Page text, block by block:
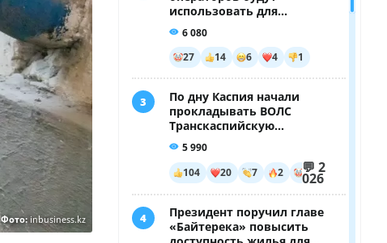
Фото: inbusiness.kz